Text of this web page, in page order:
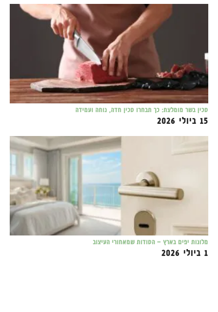
סכין בשר מומלצת: כך תבחרו סכין חדה, נוחה ועמידה
15 ביולי 2026
מלונות יפים בארץ – הסודות שמאחורי העיצוב
1 ביולי 2026